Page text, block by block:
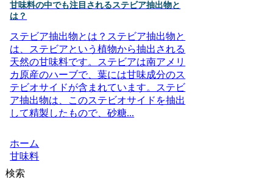
甘味料の中でも注目されるステビア抽出物と
は？
ステビア抽出物とは？ステビア抽出物と
は、ステビアという植物から抽出される
天然の甘味料です。ステビアは南アメリ
カ原産のハーブで、葉には甘味成分のス
テビオサイドが含まれています。ステビ
ア抽出物は、このステビオサイドを抽出
して精製したもので、砂糖...
ホーム
甘味料
検索